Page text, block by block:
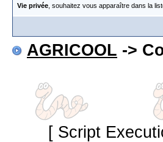
Vie privée , souhaitez vous apparaître dans la
AGRICOOL ->
[ Script